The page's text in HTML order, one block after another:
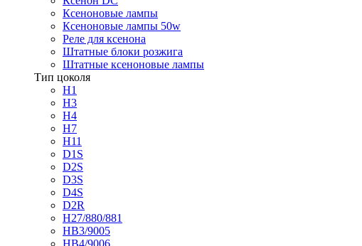
Ксеноновые лампы
Ксеноновые лампы 50w
Реле для ксенона
Штатные блоки розжига
Штатные ксеноновые лампы
Тип цоколя
H1
H3
H4
H7
H11
D1S
D2S
D3S
D4S
D2R
H27/880/881
HB3/9005
HB4/9006